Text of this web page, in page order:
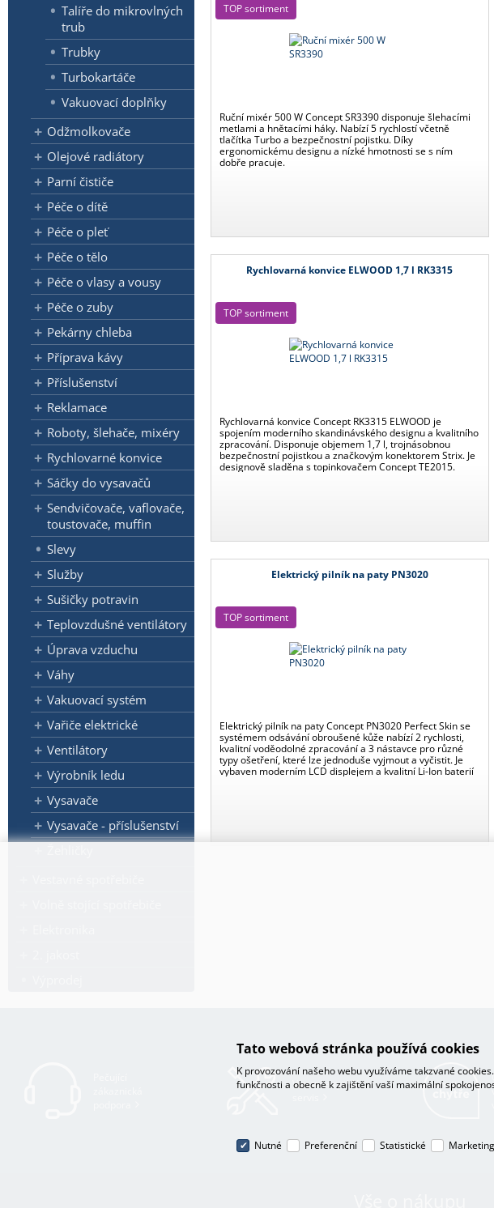
Talíře do mikrovlných
trub
Trubky
Turbokartáče
Vakuovací doplňky
Odžmolkovače
Olejové radiátory
Parní čističe
Péče o dítě
Péče o pleť
Péče o tělo
Péče o vlasy a vousy
Péče o zuby
Pekárny chleba
Příprava kávy
Příslušenství
Reklamace
Roboty, šlehače, mixéry
Rychlovarné konvice
Sáčky do vysavačů
Sendvičovače, vaflovače,
toustovače, muffin
Slevy
Služby
Sušičky potravin
Teplovzdušné ventilátory
Úprava vzduchu
Váhy
Vakuovací systém
Vařiče elektrické
Ventilátory
Výrobník ledu
Vysavače
Vysavače - příslušenství
Ruční mixér 500 W Concept SR3390 disponuje šlehacími
metlami a hnětacími háky. Nabízí 5 rychlostí včetně
tlačítka Turbo a bezpečnostní pojistku. Díky
ergonomickému designu a nízké hmotnosti se s ním
dobře pracuje.
TOP sortiment
Rychlovarná konvice ELWOOD 1,7 l RK3315
Rychlovarná konvice Concept RK3315 ELWOOD je
spojením moderního skandinávského designu a kvalitního
zpracování. Disponuje objemem 1,7 l, trojnásobnou
bezpečnostní pojistkou a značkovým konektorem Strix. Je
designově sladěna s topinkovačem Concept TE2015.
TOP sortiment
Elektrický pilník na paty PN3020
Elektrický pilník na paty Concept PN3020 Perfect Skin se
systémem odsávání obroušené kůže nabízí 2 rychlosti,
kvalitní voděodolné zpracování a 3 nástavce pro různé
typy ošetření, které lze jednoduše vyjmout a vyčistit. Je
vybaven moderním LCD displejem a kvalitní Li-Ion baterií
TOP sortiment
Vlastní a rychlý
Tato webová stránka používá cookies
K provozování našeho webu využíváme takzvané
funkčnosti a obecně k zajištění vaší maximální
Nutné Preferenční Statistické